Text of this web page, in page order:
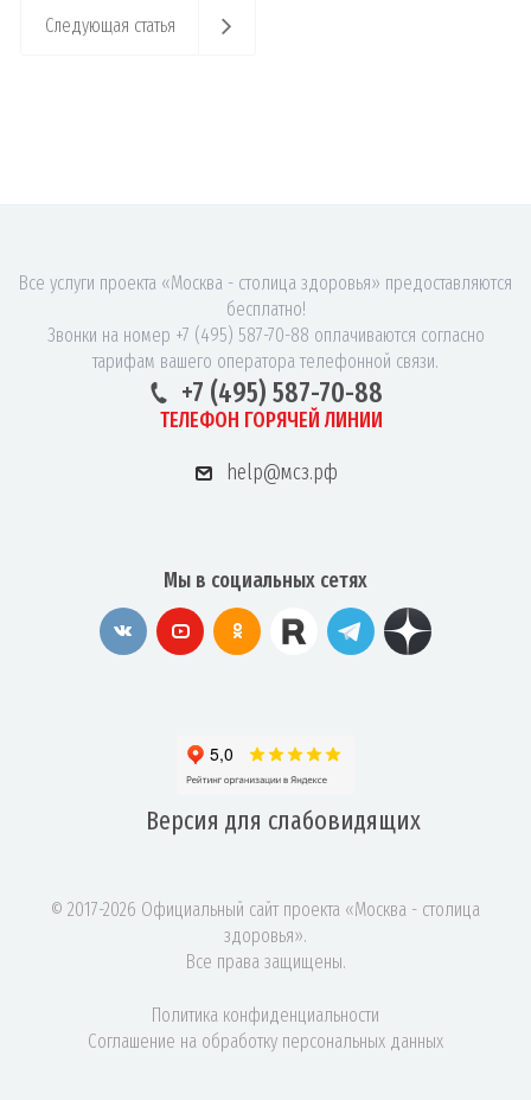
Следующая статья
Все услуги проекта «Москва - столица здоровья» предоставляются
бесплатно!
Звонки на номер +7 (495) 587-70-88 оплачиваются согласно
тарифам вашего оператора телефонной связи.
+7 (495) 587-70-88
ТЕЛЕФОН ГОРЯЧЕЙ ЛИНИИ
help@мсз.рф
Мы в социальных сетях
Версия для слабовидящих
© 2017-2026 Официальный сайт проекта «Москва - столица
здоровья».
Все права защищены.
Политика конфиденциальности
Соглашение на обработку персональных данных